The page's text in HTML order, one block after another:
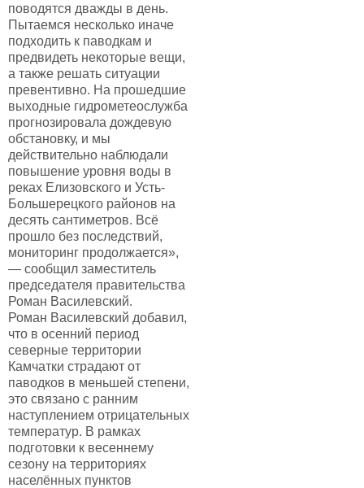
поводятся дважды в день.
Пытаемся несколько иначе
подходить к паводкам и
предвидеть некоторые вещи,
а также решать ситуации
превентивно. На прошедшие
выходные гидрометеослужба
прогнозировала дождевую
обстановку, и мы
действительно наблюдали
повышение уровня воды в
реках Елизовского и Усть-
Большерецкого районов на
десять сантиметров. Всё
прошло без последствий,
мониторинг продолжается»,
— сообщил заместитель
председателя правительства
Роман Василевский.
Роман Василевский добавил,
что в осенний период
северные территории
Камчатки страдают от
паводков в меньшей степени,
это связано с ранним
наступлением отрицательных
температур. В рамках
подготовки к весеннему
сезону на территориях
населённых пунктов